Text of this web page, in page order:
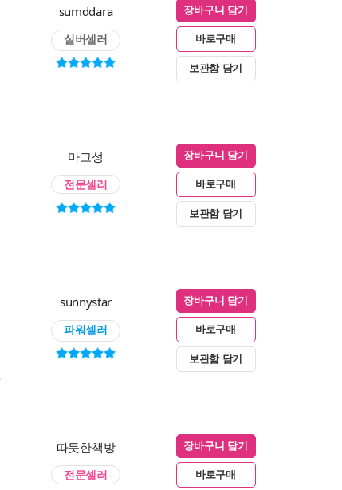
sumddara
실버셀러
장바구니 담기
바로구매
보관함 담기
마고성
전문셀러
장바구니 담기
바로구매
보관함 담기
sunnystar
파워셀러
장바구니 담기
바로구매
보관함 담기
따듯한책방
전문셀러
장바구니 담기
바로구매